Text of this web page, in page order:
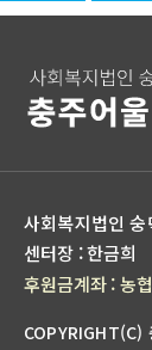
사회복지법인
센터장 : 한금희
후원금계좌 : 농
COPYRIGHT(C)